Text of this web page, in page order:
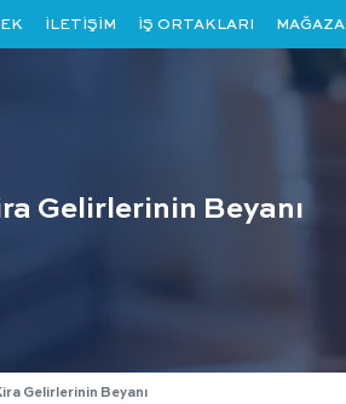
İLETİŞİM İŞ ORTAKLARI MAĞAZA
Gelirlerinin Beyanı
Gelirlerinin Beyanı